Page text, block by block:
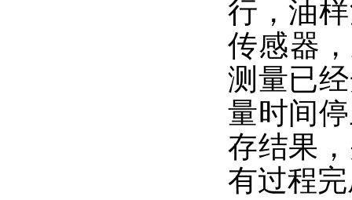
行，油
传感器
测量已
量时间
存结果
有过程